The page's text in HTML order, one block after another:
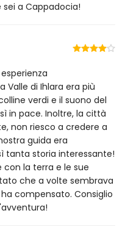
a Cappadocia!
Valle di Ihlara era più
verdi e il suono del
in pace. Inoltre, la città
non riesco a credere a
guida era
tanta storia interessante!
con la terra e le sue
che a volte sembrava
compensato. Consiglio